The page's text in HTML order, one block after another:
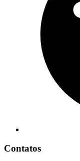
Contatos